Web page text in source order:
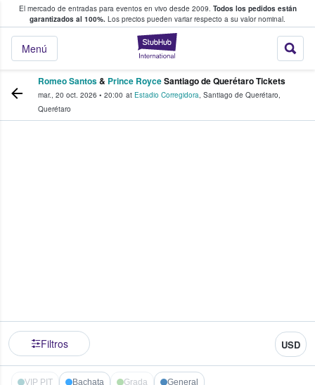
El mercado de entradas para eventos en vivo desde 2009. Todos los pedidos están
garantizados al 100%. Los precios pueden variar respecto a su valor nominal.
StubHub:
Menú
y venta de entradas entre fans
Romeo Santos& Prince RoyceSantiago de Querétaro Tickets
mar., 20 oct. 2026 • 20:00 at Estadio Corregidora, Santiago de Querétaro,
Querétaro
Filtros USD
VIP PIT Bachata Grada General